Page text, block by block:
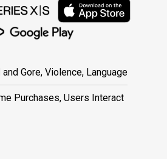
and Gore, Violence, Language
Purchases, Users Interact